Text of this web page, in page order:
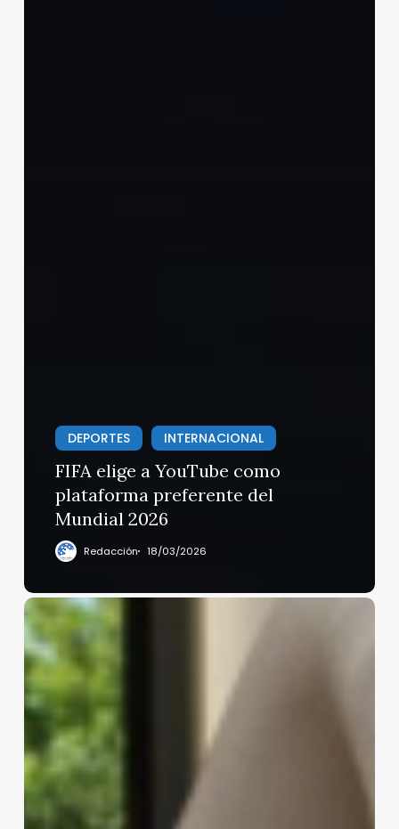
DEPORTES INTERNACIONAL
FIFA elige a YouTube como
plataforma preferente del
Mundial 2026
Redacción 18/03/2026
Figure
AI
presenta
un
robot
humanoide
hogares